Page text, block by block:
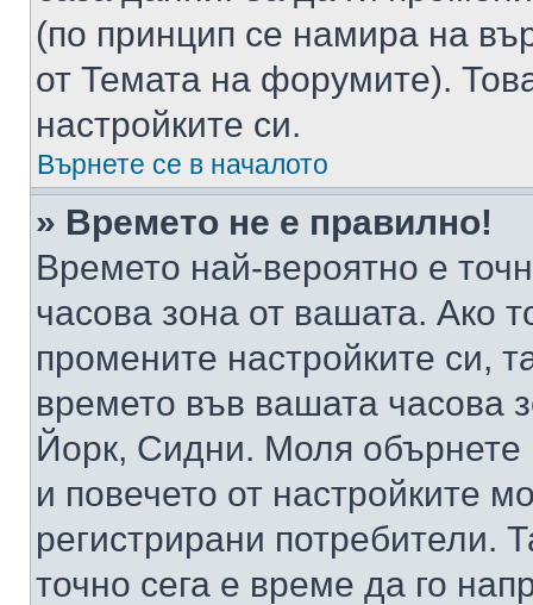
(по принцип се намира на
от Темата на форумите).
настройките си.
Върнете се в началото
» Времето не е правилно!
Времето най-вероятно е
часова зона от вашата. Ако
промените настройките си,
времето във вашата
Йорк, Сидни. Моля обърнете
и повечето от настройките
регистрирани потребители.
точно сега е време да го